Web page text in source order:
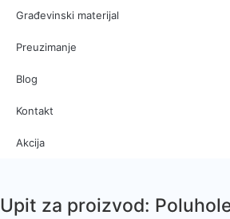
Građevinski materijal
Preuzimanje
Blog
Kontakt
Akcija
Upit za proizvod: